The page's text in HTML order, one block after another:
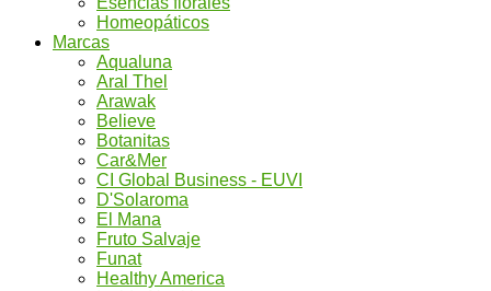
Homeopáticos
Marcas
Aqualuna
Aral Thel
Arawak
Believe
Botanitas
Car&Mer
CI Global Business - EUVI
D'Solaroma
El Mana
Fruto Salvaje
Funat
Healthy America